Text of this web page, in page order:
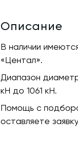
Описание
В наличии
«Центал».
Диапазон
кH до 1061 кН.
Помощь с
оставляете